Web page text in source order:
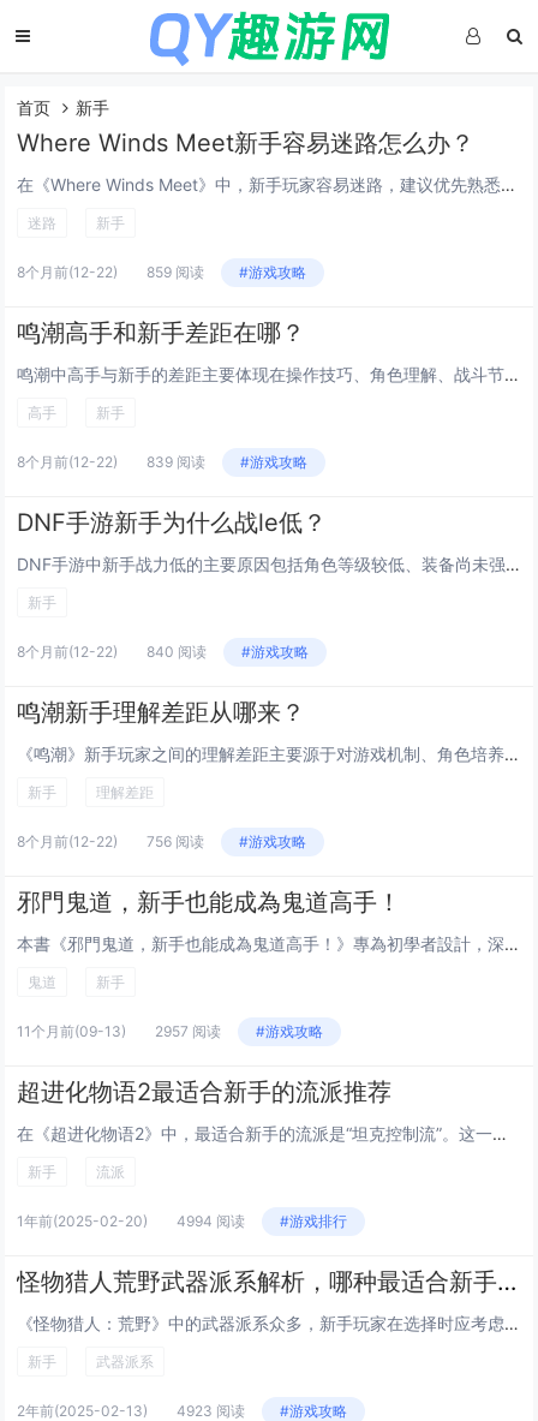
首页 新手
Where Winds Meet新手容易迷路怎么办？
在《Where Winds Meet》中，新手玩家容易迷路，建议优先熟悉地图关键区域和传送点，游戏中的主要城镇和据点均可设置快速传送，建议尽早解锁并利用这些锚点缩短跑图时间，任务目标会显示导航指引，开启自动寻路功能可帮助跟随主线推进，多留意...
迷路 新手
8个月前(12-22) 859 阅读 #游戏攻略
鸣潮高手和新手差距在哪？
鸣潮中高手与新手的差距主要体现在操作技巧、角色理解、战斗节奏把控和资源管理上，高手通常熟练掌握连招机制、能量循环与闪避时机，能高效应对各种敌人；对角色技能搭配与队伍配置有深入理解，善于利用属性克制与协同效应，而新手往往还在熟悉基础操作，容易...
高手 新手
8个月前(12-22) 839 阅读 #游戏攻略
DNF手游新手为什么战le低？
DNF手游中新手战力低的主要原因包括角色等级较低、装备尚未强化或附魔、技能搭配不合理以及缺乏高阶材料的获取途径，新手对职业特性与副本机制不熟悉，导致资源利用效率不高，随着等级提升、装备升级及游戏理解加深，战力会逐步提高，建议新手优先完成主线...
新手
8个月前(12-22) 840 阅读 #游戏攻略
鸣潮新手理解差距从哪来？
《鸣潮》新手玩家之间的理解差距主要源于对游戏机制、角色培养和战斗系统的熟悉程度不同，部分玩家初期能快速掌握核心玩法，如共鸣技能搭配、队伍配置与资源规划，而新人玩家则容易在养成方向和战斗节奏上出现误判，信息获取渠道的差异，如是否观看攻略、参与...
新手 理解差距
8个月前(12-22) 756 阅读 #游戏攻略
邪門鬼道，新手也能成為鬼道高手！
本書《邪門鬼道，新手也能成為鬼道高手！》專為初學者設計，深入淺出地介紹了鬼道的基礎知識與實戰技巧，內容涵蓋鬼道的基本概念、常見術語、能量操控方法，以及如何運用簡單咒語與符咒提升自身靈力，書中更提供許多實用練習與案例解析，幫助讀者逐步建立信心...
鬼道 新手
11个月前(09-13) 2957 阅读 #游戏攻略
超进化物语2最适合新手的流派推荐
在《超进化物语2》中，最适合新手的流派是“坦克控制流”。这一流派以高生存能力和稳定的控场效果为核心，帮助玩家轻松应对各种战斗场景。主要角色推荐使用具有高防御和生命值成长的生物，如“岩石巨兽”，配合带有眩晕、减速等控制技能的辅助生物，如“冰霜...
新手 流派
1年前(2025-02-20) 4994 阅读 #游戏排行
怪物猎人荒野武器派系解析，哪种最适合新手？
《怪物猎人：荒野》中的武器派系众多，新手玩家在选择时应考虑操作难度与战斗风格。大剑、片手剑和长枪是较为推荐的入门武器。大剑攻击力高且动作迟缓，适合喜欢稳扎稳打的玩家；片手剑攻击速度快，机动性强，适合灵活走位的玩家；长枪防御性能优秀，攻击稳定...
新手 武器派系
2年前(2025-02-13) 4923 阅读 #游戏攻略